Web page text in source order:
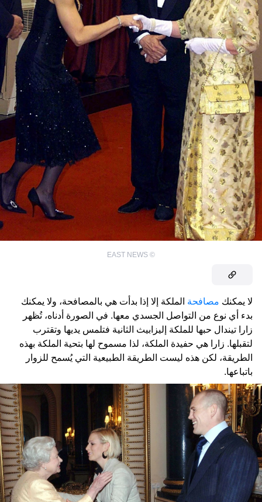
©
EAST NEWS
لا يمكنك مصافحة الملكة إلا إذا بدأت هي بالمصافحة، ولا يمكنك
بدء أي نوع من التواصل الجسدي معها. في الصورة أدناه، تُظهر
زارا تيندال حبها للملكة إليزابيث الثانية فتلمس يديها وتقترب
لتقبلها. زارا هي حفيدة الملكة، لذا مسموح لها بتحية الملكة بهذه
الطريقة، لكن هذه ليست الطريقة الطبيعية التي يُسمح للزوار
باتباعها.